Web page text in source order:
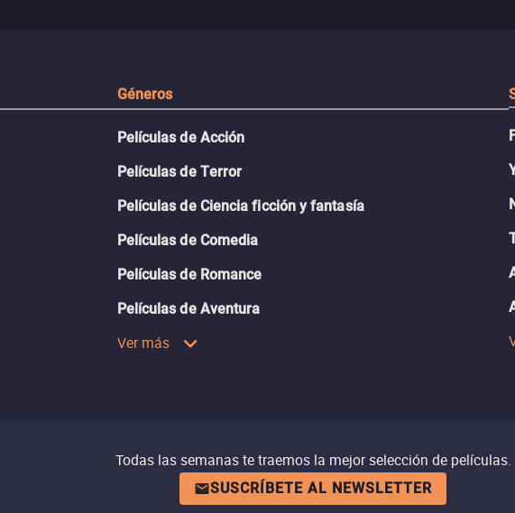
Géneros
Películas de Acción
Películas de Terror
Películas de Ciencia ficción y fantasía
Películas de Comedia
Películas de Romance
Películas de Aventura
Ver más
Todas las semanas te traemos la mejor selección de películas.
SUSCRÍBETE AL NEWSLETTER